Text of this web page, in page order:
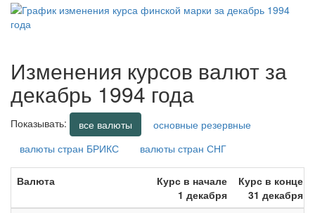
Изменения курсов валют за
декабрь 1994 года
Показывать: все валюты
основные резервные
валюты стран БРИКС
валюты стран СНГ
Валюта
Курс в начале
1 декабря
Курс в конце
31 декабря